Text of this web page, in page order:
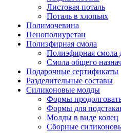
Листовая поталь
Поталь в хлопьях
Полимочевина
Пенополиуретан
Полиэфирная смола
Полиэфирная смола
Смола общего
Подарочные сертификаты
Разделительные составы
Силиконовые молды
Формы
Формы для
Молды в виде колец
Сборные